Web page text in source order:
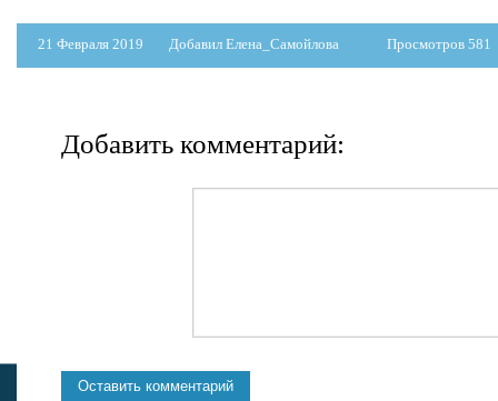
21 Февраля 2019 Добавил Елена_Самойлова Просмотров 581
Добавить комментарий: